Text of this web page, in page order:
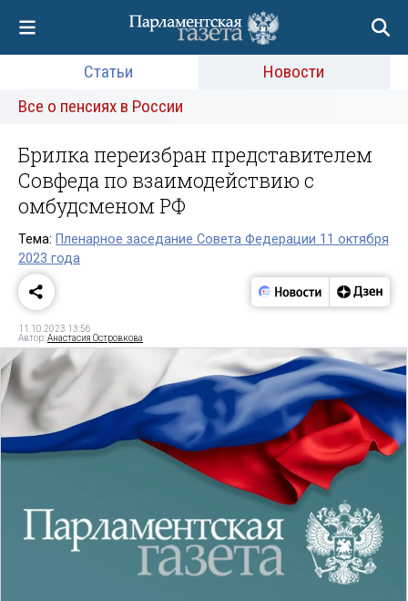
Статьи
Новости
Все о пенсиях в России
Брилка переизбран представителем
Совфеда по взаимодействию с
омбудсменом РФ
Тема: Пленарное заседание Совета Федерации 11 октября
2023 года
11.10.2023 13:56
Автор:Анастасия Островкова